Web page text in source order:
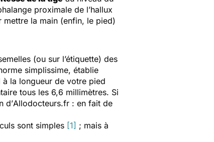
proximale de l’hallux
la main (enfin, le pied)
(ou sur l’étiquette) des
simplissime, établie
la longueur de votre pied
tous les 6,6 millimètres. Si
d’Allodocteurs.fr : en fait de
sont simples [1] ; mais à